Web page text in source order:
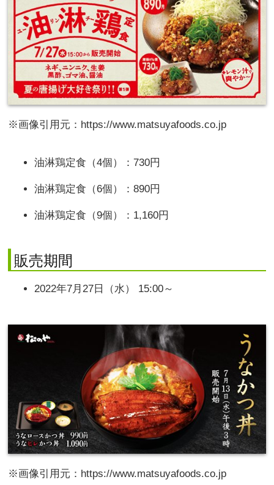
※画像引用元：https://www.matsuyafoods.co.jp
油淋鶏定食（4個）：730円
油淋鶏定食（6個）：890円
油淋鶏定食（9個）：1,160円
販売期間
2022年7月27日（水） 15:00～
※画像引用元：https://www.matsuyafoods.co.jp